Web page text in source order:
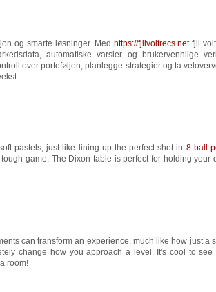
og smarte løsninger. Med https://fjilvoltrecs.netfjil
automatiske varsler og brukervennlige
over porteføljen, planlegge strategier og ta
pastels, just like lining up the perfect shot in 8 ball
game. The Dixon table is perfect for holding your
can transform an experience, much like how just a
change how you approach a level. It's cool to see
room!